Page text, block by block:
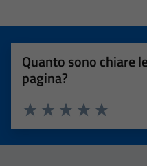
Quanto sono chiare
pagina?
Valuta 5
Valuta 4 stelle
Valuta 3 stelle su 5
Valuta 2 stelle su 5
Valuta 1 stelle su 5